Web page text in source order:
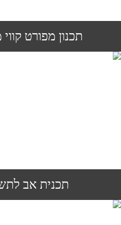
תכנון מפורט
תכנית אב